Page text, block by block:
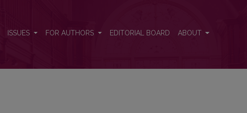
ISSUES FOR AUTHORS EDITORIAL BOARD ABOUT